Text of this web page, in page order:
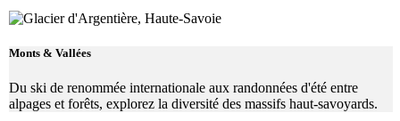
Monts & Vallées
Du ski de renommée internationale aux randonnées d'été entre
alpages et forêts, explorez la diversité des massifs haut-savoyards.